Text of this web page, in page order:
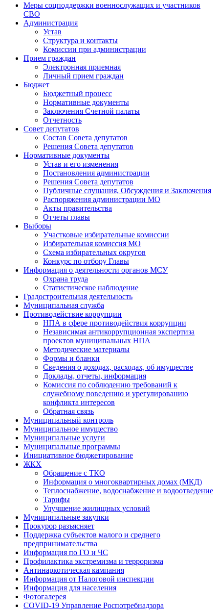
Меры соцподдержки военнослужащих и участников
СВО
Администрация
Устав
Структура и контакты
Комиссии при администрации
Прием граждан
Электронная приемная
Личный прием граждан
Бюджет
Бюджетный процесс
Нормативные документы
Заключения Счетной палаты
Отчетность
Совет депутатов
Состав Совета депутатов
Решения Совета депутатов
Нормативные документы
Устав и его изменения
Постановления администрации
Решения Совета депутатов
Публичные слушания, Обсуждения и Заключения
Распоряжения администрации МО
Акты правительства
Отчеты главы
Выборы
Участковые избирательные комиссии
Избирательная комиссия МО
Схема избирательных округов
Конкурс по отбору Главы
Информация о деятельности органов МСУ
Охрана труда
Статистическое наблюдение
Градостроительная деятельность
Муниципальная служба
Противодействие коррупции
НПА в сфере противодействия коррупции
Независимая антикоррупционная экспертиза
проектов муниципальных НПА
Методические материалы
Формы и бланки
Сведения о доходах, расходах, об имуществе
Доклады, отчеты, информация
Комиссия по соблюдению требований к
служебному поведению и урегулированию
конфликта интересов
Обратная связь
Муниципальный контроль
Муниципальное имущество
Муниципальные услуги
Муниципальные программы
Инициативное бюджетирование
ЖКХ
Обращение с ТКО
Информация о многоквартирных домах (МКД)
Теплоснабжение, водоснабжение и водоотведение
Тарифы
Улучшение жилищных условий
Муниципальные закупки
Прокурор разъясняет
Поддержка субъектов малого и среднего
предпринимательства
Информация по ГО и ЧС
Профилактика экстремизма и терроризма
Антинаркотическая кампания
Информация от Налоговой инспекции
Информация для населения
Фотогалерея
COVID-19 Управление Роспотребнадзора